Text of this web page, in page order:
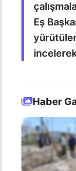
Eş
Haber